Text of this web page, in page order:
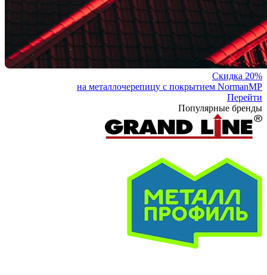
Скидка 20%
на металлочерепицу с покрытием NormanMP
Перейти
Популярные бренды